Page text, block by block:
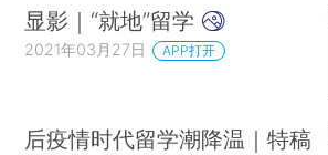
显影｜“就地”留学
2021年03月27日 APP打开
后疫情时代留学潮降温｜特稿